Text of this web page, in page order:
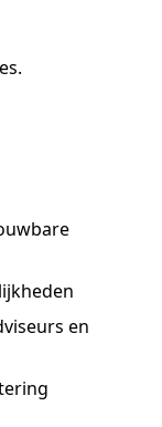
en